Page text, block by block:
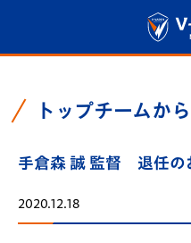
トップチームか
手倉森 誠 監督 退任の
2020.12.18